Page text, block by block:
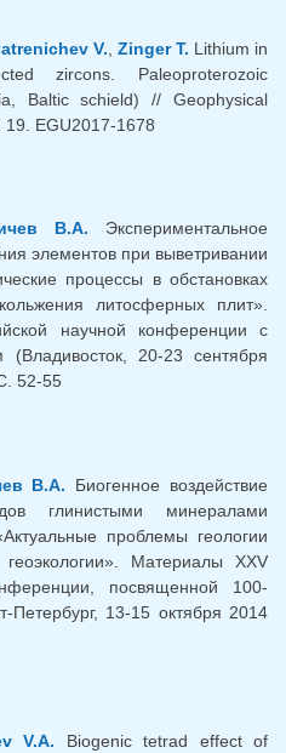
V. Zinger T. Lithium in
zircons. Paleoproterozoic
Baltic schield) // Geophysical
EGU2017-1678
В.А. Экспериментальное
элементов при выветривании
процессы в обстановках
литосферных плит».
научной конференции с
20-23 сентября
52-55
В.А. Биогенное воздействие
глинистыми минералами
проблемы геологии
Материалы XXV
посвященной 100-
Петербург, 13-15 октября 2014
V.A. Biogenic tetrad effect of